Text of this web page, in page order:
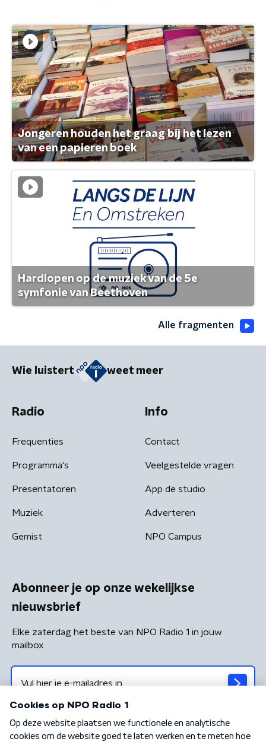
Jongeren houden het graag bij het lezen
van een papieren boek
Hardlopen op de muziek van de 5e
symfonie van Beethoven
Alle fragmenten
Wie luistert weet meer
Radio
Frequenties
Programma's
Presentatoren
Muziek
Gemist
Info
Contact
Veelgestelde vragen
App de studio
Adverteren
NPO Campus
Abonneer je op onze wekelijkse
nieuwsbrief
Elke zaterdag het beste van NPO Radio 1 in jouw
mailbox